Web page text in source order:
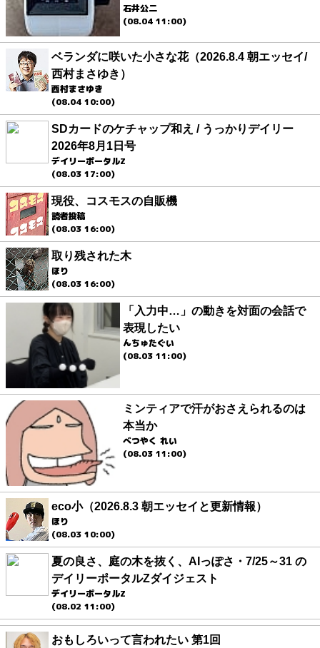
石井公二
(08.04 11:00)
ベランダに咲いた小さな花（2026.8.4 朝エッセイ/
西村まさゆき）
西村まさゆき
(08.04 10:00)
SDカードのケチャップ和え / うっかりデイリー
2026年8月1日号
デイリーポータルZ
(08.03 17:00)
現役、コスモスの自販機
読者投稿
(08.03 16:00)
取り残された木
ほり
(08.03 16:00)
「入力中…」の動きを対面の会話で
表現したい
んちゅたぐい
(08.03 11:00)
ミンティアで汗がおさえられるのは
本当か
べつやく れい
(08.03 11:00)
eco小（2026.8.3 朝エッセイと更新情報）
ほり
(08.03 10:00)
夏の良さ、庭の木を抜く、AIっぽさ・7/25～31 の
デイリーポータルZダイジェスト
デイリーポータルZ
(08.02 11:00)
おもしろいって言われたい 第1回